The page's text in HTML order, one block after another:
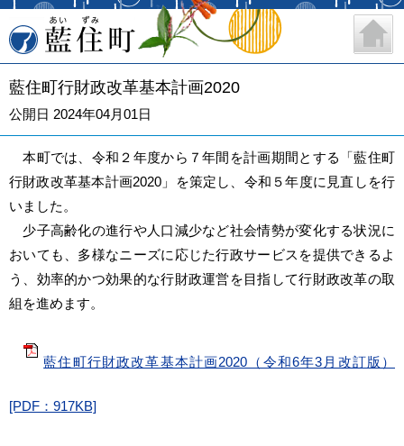
藍住町
藍住町行財政改革基本計画2020
公開日 2024年04月01日
本町では、令和２年度から７年間を計画期間とする「藍住町
行財政改革基本計画2020」を策定し、令和５年度に見直しを行
いました。
少子高齢化の進行や人口減少など社会情勢が変化する状況に
おいても、多様なニーズに応じた行政サービスを提供できるよ
う、効率的かつ効果的な行財政運営を目指して行財政改革の取
組を進めます。
藍住町行財政改革基本計画2020（令和6年3月改訂版）
[PDF：917KB]